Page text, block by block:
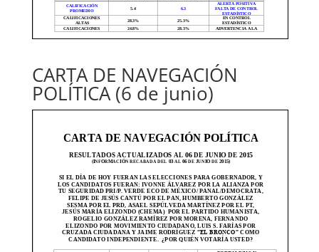
CARTA DE NAVEGACIÓN
POLÍTICA (6 de junio)